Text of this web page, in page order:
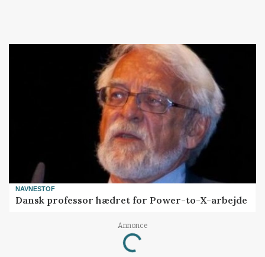
NAVNESTOF
Dansk professor hædret for Power-to-X-arbejde
Annonce
Loading...